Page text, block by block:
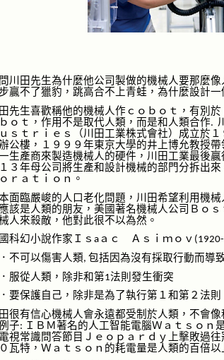
川田先生為什麼他公司製做的機械人要那麼
贏不了獵豹， 跳高合不上青蛙，為什麼設計一
先生喜歡稱他的機械人作ｃｏｂｏｔ，有別
ｏｔ，作用不是取代人類，而是和人類合作.
ｓｔｒｉｅｓ（川田工業株式會社）成立於
公樓，１９９９年東京大學的井上博允教授帶
生產商來製造機械人的硬件，川田工業最後贏
３年母公司將生產和設計機械的部門分拆出
ｒａｔｉｏｎ。
面臨嚴峻的人口老化問題 ， 川田希望利用機
該是人類的朋友 ，美國著名機械人公司Ｂｏ
人來殺敵，他對此很不以為然。
科幻小說作家Ｉｓ a ａｃ Ａｓｉｍｏｖ
不可以傷害人類, 包括 因為沒有採取行動而導
服從人類，除非和第1法則 發生衝突
要保護自己，除非是為了執行第１和第２法則
很有信心機械人會永遠都受制於人類，不會像
子: ＩＢＭ著名的人工智能電腦Ｗａｔｓｏｎ
視常識問答節目Ｊｅｏｐａｒｄｙ
上擊敗過往
瓦特，Ｗａｔｓｏｎ的耗電量是人類的百倍以